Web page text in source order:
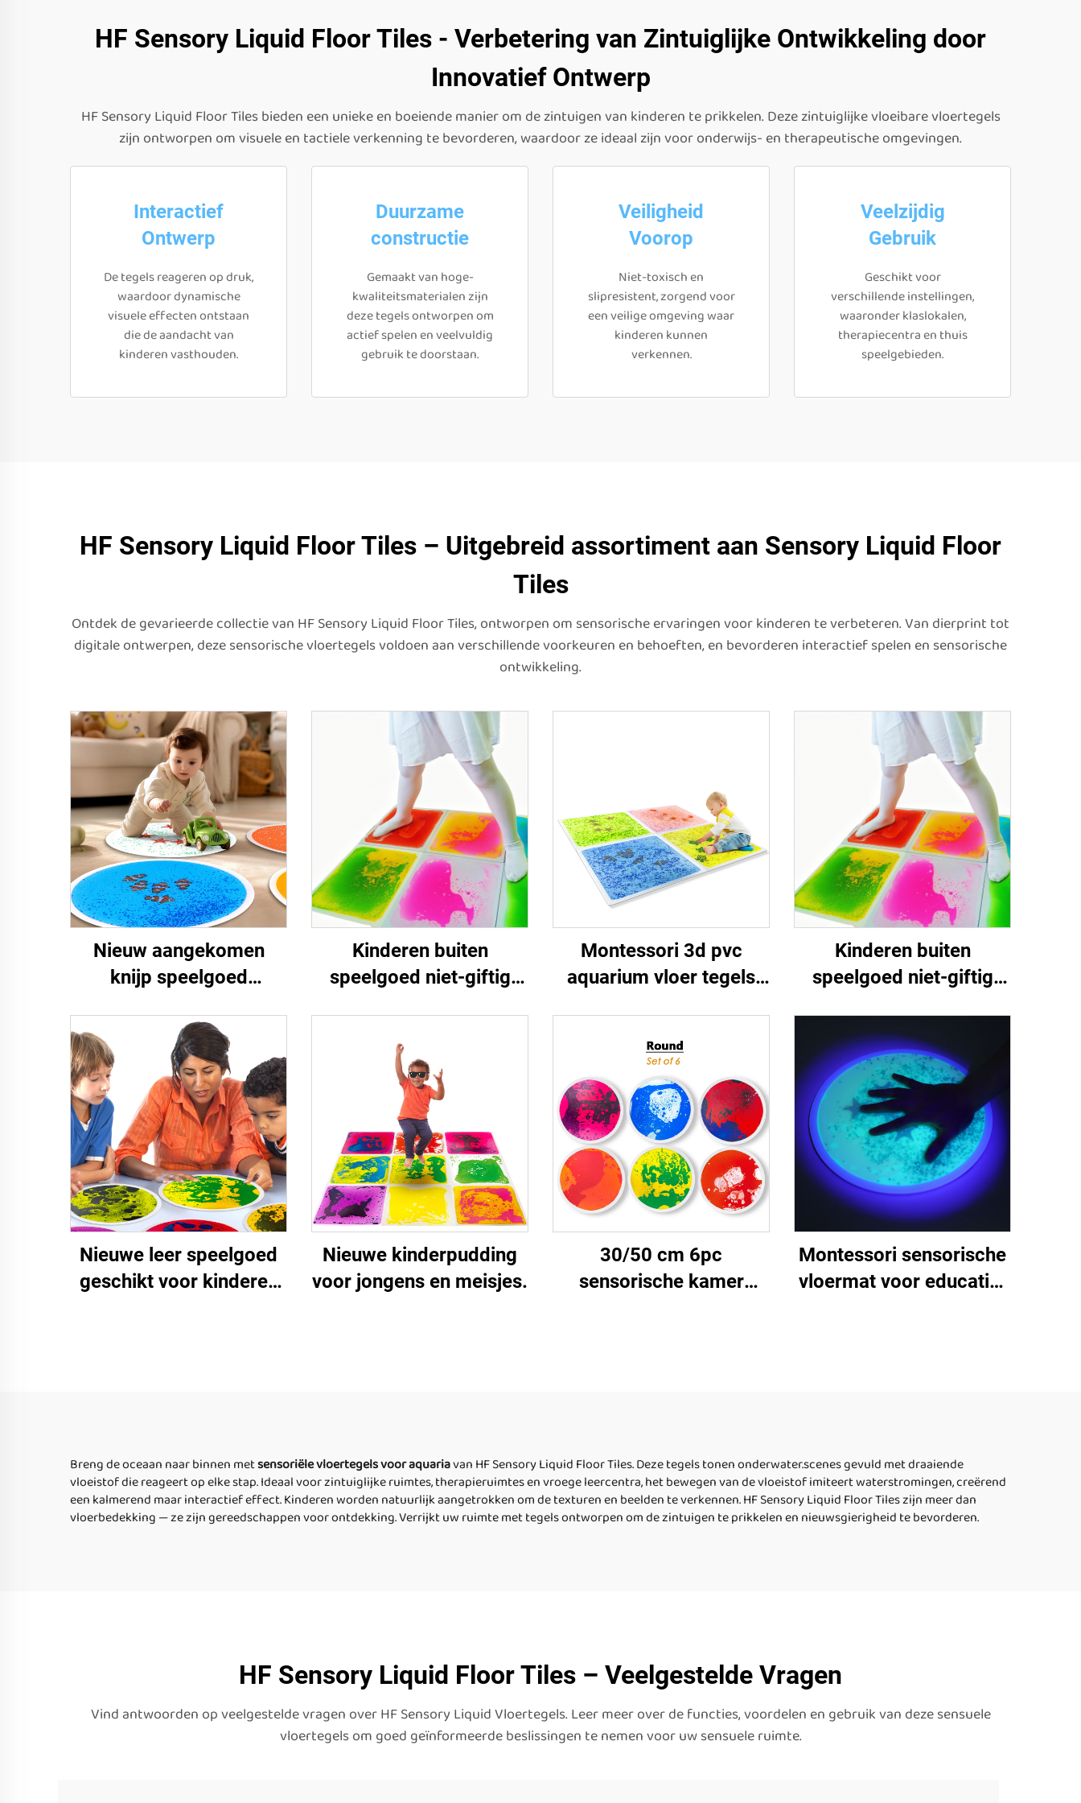
HF Sensory Liquid Floor Tiles - Verbetering van Zintuiglijke Ontwikkeling door
Innovatief Ontwerp
HF Sensory Liquid Floor Tiles bieden een unieke en boeiende manier om de zintuigen van kinderen te prikkelen. Deze zintuiglijke vloeibare vloertegels
zijn ontworpen om visuele en tactiele verkenning te bevorderen, waardoor ze ideaal zijn voor onderwijs- en therapeutische omgevingen.
Interactief
Ontwerp
De tegels reageren op druk,
waardoor dynamische
visuele effecten ontstaan
die de aandacht van
kinderen vasthouden.
Duurzame
constructie
Gemaakt van hoge-
kwaliteitsmaterialen zijn
deze tegels ontworpen om
actief spelen en veelvuldig
gebruik te doorstaan.
Veiligheid
Voorop
Niet-toxisch en
slipresistent, zorgend voor
een veilige omgeving waar
kinderen kunnen
verkennen.
Veelzijdig
Gebruik
Geschikt voor
verschillende instellingen,
waaronder klaslokalen,
therapiecentra en thuis
speelgebieden.
HF Sensory Liquid Floor Tiles – Uitgebreid assortiment aan Sensory Liquid Floor
Tiles
Ontdek de gevarieerde collectie van HF Sensory Liquid Floor Tiles, ontworpen om sensorische ervaringen voor kinderen te verbeteren. Van dierprint tot
digitale ontwerpen, deze sensorische vloertegels voldoen aan verschillende voorkeuren en behoeften, en bevorderen interactief spelen en sensorische
ontwikkeling.
Nieuw aangekomen
knijp speelgoed
voor speciale kinderen
nachtlicht aquarium
ronde sensorieke vloer
tegels vloeistof
Kinderen buiten
speelgoed niet-giftig
vloeibare vloertegels
Montessori 3d pvc
aquarium vloer tegels
autisme uv reflecterend
binnenspeel voor 5 tot 7
jaar unisex kinderen
Kinderen buiten
speelgoed niet-giftig
speelmat sensorische
vloeibare vloertegels
Nieuwe leer speelgoed
geschikt voor kinderen
Nieuwe kinderpudding
voor jongens en meisjes.
30/50 cm 6pc
sensorische kamer
Montessori sensorische
vloermat voor educatief
Breng de oceaan naar binnen metsensoriële vloertegels voor aquariavan HF Sensory Liquid Floor Tiles. Deze tegels tonen onderwater.scenes gevuld met draaiende
vloeistof die reageert op elke stap. Ideaal voor zintuiglijke ruimtes, therapieruimtes en vroege leercentra, het bewegen van de vloeistof imiteert waterstromingen, creërend
een kalmerend maar interactief effect. Kinderen worden natuurlijk aangetrokken om de texturen en beelden te verkennen. HF Sensory Liquid Floor Tiles zijn meer dan
vloerbedekking — ze zijn gereedschappen voor ontdekking. Verrijkt uw ruimte met tegels ontworpen om de zintuigen te prikkelen en nieuwsgierigheid te bevorderen.
HF Sensory Liquid Floor Tiles – Veelgestelde Vragen
Vind antwoorden op veelgestelde vragen over HF Sensory Liquid Vloertegels. Leer meer over de functies, voordelen en gebruik van deze sensuele
vloertegels om goed geïnformeerde beslissingen te nemen voor uw sensuele ruimte.